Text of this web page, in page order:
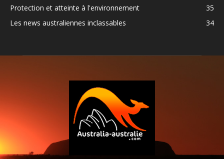
Protection et atteinte à l'environnement
35
Les news australiennes inclassables
34